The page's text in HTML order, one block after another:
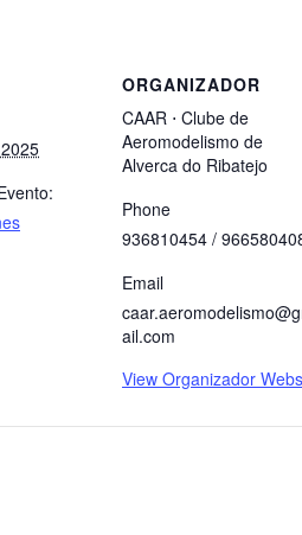
ORGANIZADOR
CAAR ⋅ Clube de
Aeromodelismo de
Alverca do Ribatejo
Phone
936810454 /
Email
ail.com
View Organizador